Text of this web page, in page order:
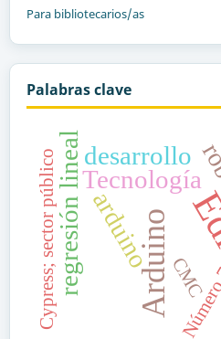
Para bibliotecarios/as
Palabras clave
Arduino
Tecnología
arduino
desarrollo
regresión lineal
Cypress; sector público CMC